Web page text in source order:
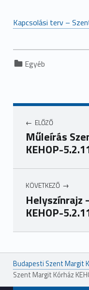
Kapcsolási terv –
Categorized in:
Egyéb
ELŐZŐ
Műleírás
KEHOP-
KÖVETKEZŐ
Helyszínrajz
KEHOP-
Ugrás a főmenühöz
Budapesti Szent Margit
Szent Margit Kórház